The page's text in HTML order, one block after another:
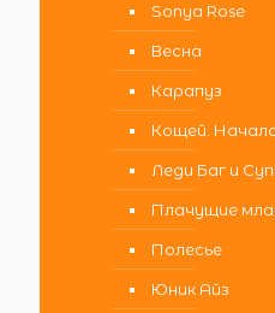
Sonya Rose
Весна
Карапуз
Кощей.
Леди Баг и
Плачущие
Полесье
Юник Айз